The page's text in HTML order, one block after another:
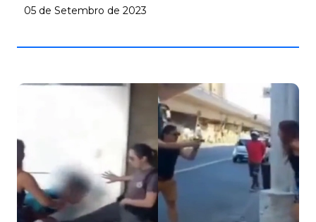
05 de Setembro de 2023